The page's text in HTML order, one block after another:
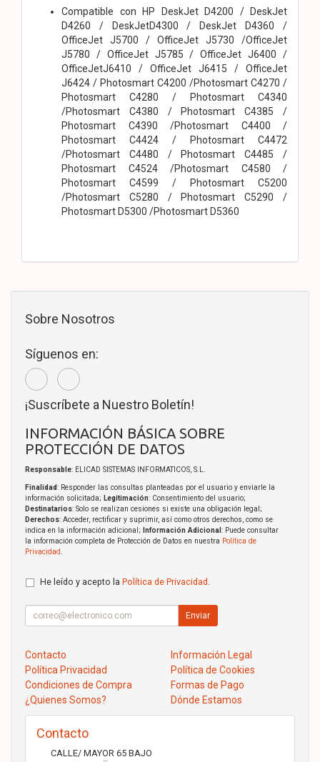
Compatible con HP DeskJet D4200 / DeskJet
D4260 / DeskJetD4300 / DeskJet D4360 /
OfficeJet J5700 / OfficeJet J5730 /OfficeJet
J5780 / OfficeJet J5785 / OfficeJet J6400 /
OfficeJetJ6410 / OfficeJet J6415 / OfficeJet
J6424 / Photosmart C4200 /Photosmart C4270 /
Photosmart C4280 / Photosmart C4340
/Photosmart C4380 / Photosmart C4385 /
Photosmart C4390 /Photosmart C4400 /
Photosmart C4424 / Photosmart C4472
/Photosmart C4480 / Photosmart C4485 /
Photosmart C4524 /Photosmart C4580 /
Photosmart C4599 / Photosmart C5200
/Photosmart C5280 / Photosmart C5290 /
Photosmart D5300 /Photosmart D5360
Sobre Nosotros
Síguenos en:
¡Suscríbete a Nuestro Boletín!
INFORMACIÓN BÁSICA SOBRE
PROTECCIÓN DE DATOS
Responsable: ELICAD SISTEMAS INFORMATICOS, S.L.
Finalidad: Responder las consultas planteadas por el usuario y enviarle la
información solicitada; Legitimación: Consentimiento del usuario;
Destinatarios: Solo se realizan cesiones si existe una obligación legal;
Derechos: Acceder, rectificar y suprimir, así como otros derechos, como se
indica en la información adicional;
Información Adicional : Puede consultar
la información completa de Protección de Datos en nuestra Política de
Privacidad
He leído y acepto la Política de Privacidad
Enviar
Contacto
Información Legal
Política Privacidad
Política de Cookies
Condiciones de Compra
Formas de Pago
¿Quienes Somos?
Dónde Estamos
Contacto
CALLE/ MAYOR 65 BAJO